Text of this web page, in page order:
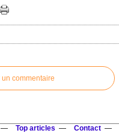
un commentaire
Top articles Contact